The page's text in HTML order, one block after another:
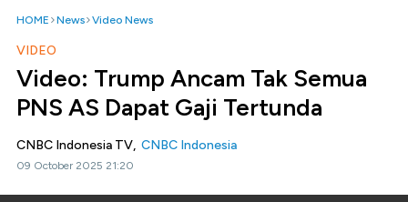
HOME News Video News
VIDEO
Video: Trump Ancam Tak Semua
PNS AS Dapat Gaji Tertunda
CNBC Indonesia TV, CNBC Indonesia
09 October 2025 21:20